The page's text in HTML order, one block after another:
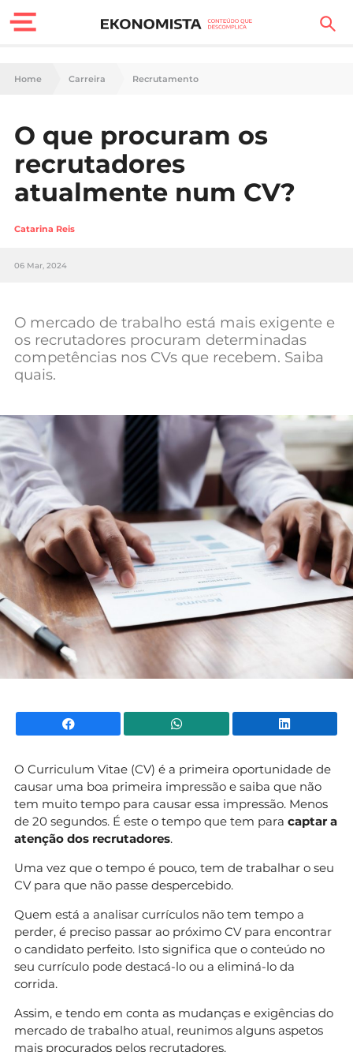
Finanças Pessoais
Carreira
Casa
Lifestyle
Sociedade
Negócios
Mundial 2026
Home Carreira Recrutamento
O que procuram os
recrutadores
atualmente num CV?
Catarina Reis
06 Mar, 2024
O mercado de trabalho está mais exigente e
os recrutadores procuram determinadas
competências nos CVs que recebem. Saiba
quais.
Facebook WhatsApp
O Curriculum Vitae (CV) é a primeira oportunidade de
causar uma boa primeira impressão e saiba que não
tem muito tempo para causar essa impressão. Menos
de 20 segundos. É este o tempo que tem para captar a
atenção dos recrutadores.
Uma vez que o tempo é pouco, tem de trabalhar o seu
CV para que não passe despercebido.
Quem está a analisar currículos não tem tempo a
perder, é preciso passar ao próximo CV para encontrar
o candidato perfeito. Isto significa que o conteúdo no
seu currículo pode destacá-lo ou a eliminá-lo da
corrida.
Assim, e tendo em conta as mudanças e exigências do
mercado de trabalho atual, reunimos alguns aspetos
mais procurados pelos recrutadores.